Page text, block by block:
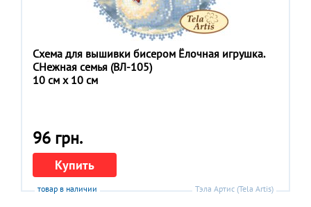
Схема для вышивки бисером Ёлочная игрушка.
СНежная семья (ВЛ-105)
10 см x 10 см
96 грн.
Купить
товар в наличии Тэла Артис (Tela Artis)